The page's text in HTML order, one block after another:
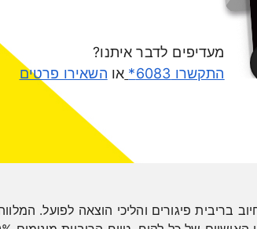
מעדיפים לדבר איתנו?
התקשרו 6083*
או השאירו פרטים
בריבית פיגורים והליכי הוצאה לפועל.